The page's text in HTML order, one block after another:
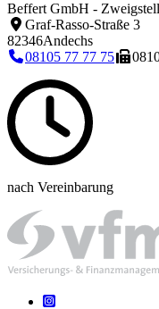
Beffert GmbH -
Graf-Rasso-Straße 3
82346Andechs
08105 77 77 75
nach Vereinbarung